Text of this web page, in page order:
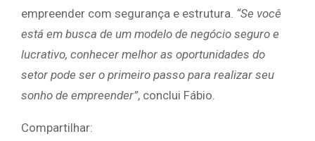
empreender com segurança e estrutura. “Se você
está em busca de um modelo de negócio seguro e
lucrativo, conhecer melhor as oportunidades do
setor pode ser o primeiro passo para realizar seu
sonho de empreender”, conclui Fábio.
Compartilhar: